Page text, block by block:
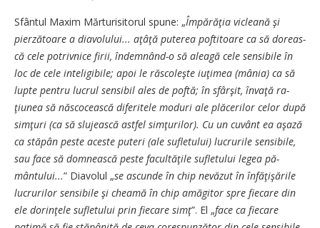
Sfântul Maxim Mărturisito­rul spune: „Împărăţia vicleană şi
pierzătoare a diavolului... a­ţâ­ţă puterea poftitoare ca să do­reas­­
că cele potrivnice firii, în­dem­nând-o să aleagă cele sensi­bi­­le în
loc de cele inteligibile; a­poi le răscoleşte iuţimea (mânia) ca să
lupte pentru lucrul sensibil ales de poftă; în sfârşit, învaţă ra­
ţiunea să născocească difer­i­te­le moduri ale plăcerilor celor du­pă
simţuri (ca să slujească ast­fel simţurilor). Cu un cuvânt ea aşază
ca stăpân peste aceste pu­teri (ale sufletului) lucrurile sen­sibile,
sau face să domnească pes­te facultăţile sufletului legea pă­
mântului...” Diavolul „se as­cun­­de în chip nevăzut în în­fă­ţi­şă­rile
lucrurilor sensibile şi chea­mă în chip amăgitor spre fie­care din
ele dorinţele sufletului prin fiecare simţ”. El „face ca fi­ecare